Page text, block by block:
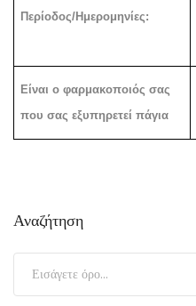
Περίοδος/Ημερομηνίες:
Είναι ο φαρμακοποιός σας
που σας εξυπηρετεί πάγια
Αναζήτηση